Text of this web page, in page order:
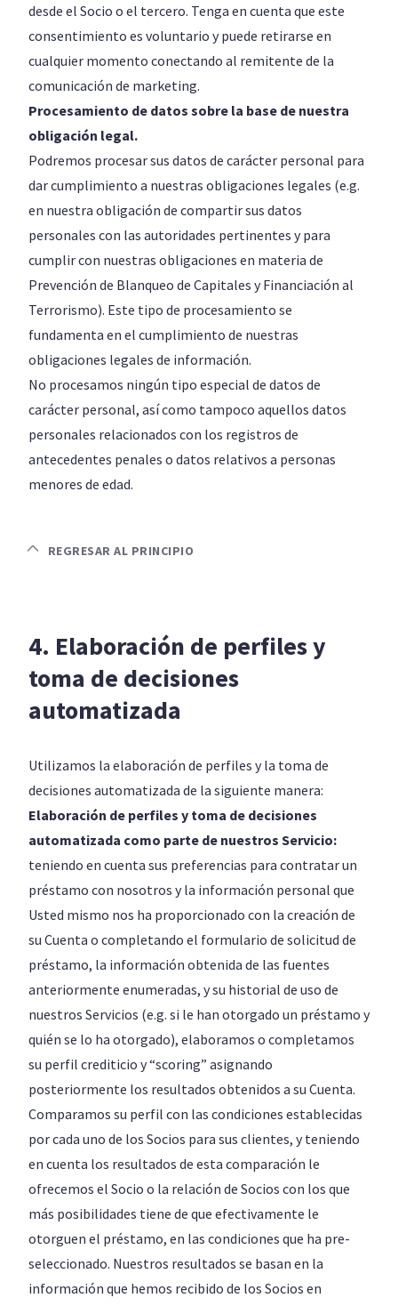
desde el Socio o el tercero. Tenga en cuenta que este
consentimiento es voluntario y puede retirarse en
cualquier momento conectando al remitente de la
comunicación de marketing.
Procesamiento de datos sobre la base de nuestra
obligación legal.
Podremos procesar sus datos de carácter personal para
dar cumplimiento a nuestras obligaciones legales (e.g.
en nuestra obligación de compartir sus datos
personales con las autoridades pertinentes y para
cumplir con nuestras obligaciones en materia de
Prevención de Blanqueo de Capitales y Financiación al
Terrorismo). Este tipo de procesamiento se
fundamenta en el cumplimiento de nuestras
obligaciones legales de información.
No procesamos ningún tipo especial de datos de
carácter personal, así como tampoco aquellos datos
personales relacionados con los registros de
antecedentes penales o datos relativos a personas
menores de edad.
REGRESAR AL PRINCIPIO
4. Elaboración de perfiles y
toma de decisiones
automatizada
Utilizamos la elaboración de perfiles y la toma de
decisiones automatizada de la siguiente manera:
Elaboración de perfiles y toma de decisiones
automatizada como parte de nuestros Servicio:
teniendo en cuenta sus preferencias para contratar un
préstamo con nosotros y la información personal que
Usted mismo nos ha proporcionado con la creación de
su Cuenta o completando el formulario de solicitud de
préstamo, la información obtenida de las fuentes
anteriormente enumeradas, y su historial de uso de
nuestros Servicios (e.g. si le han otorgado un préstamo y
quién se lo ha otorgado), elaboramos o completamos
su perfil crediticio y “scoring” asignando
posteriormente los resultados obtenidos a su Cuenta.
Comparamos su perfil con las condiciones establecidas
por cada uno de los Socios para sus clientes, y teniendo
en cuenta los resultados de esta comparación le
ofrecemos el Socio o la relación de Socios con los que
más posibilidades tiene de que efectivamente le
otorguen el préstamo, en las condiciones que ha pre-
seleccionado. Nuestros resultados se basan en la
información que hemos recibido de los Socios en